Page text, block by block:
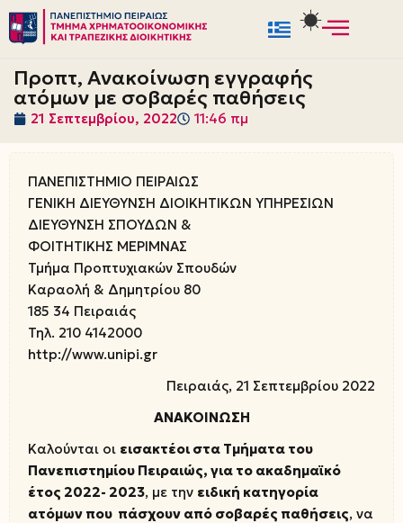
Μεταπηδήστε
στο
περιεχόμενο
Προπτ, Ανακοίνωση εγγραφής
ατόμων με σοβαρές παθήσεις
21 Σεπτεμβρίου, 2022 11:46 πμ
ΠΑΝΕΠΙΣΤΗΜΙΟ ΠΕΙΡΑΙΩΣ
ΓΕΝΙΚΗ ΔΙΕΥΘΥΝΣΗ ΔΙΟΙΚΗΤΙΚΩΝ ΥΠΗΡΕΣΙΩΝ
ΔΙΕΥΘΥΝΣΗ ΣΠΟΥΔΩΝ &
ΦΟΙΤΗΤΙΚΗΣ ΜΕΡΙΜΝΑΣ
Τμήμα Προπτυχιακών Σπουδών
Καραολή & Δημητρίου 80
185 34 Πειραιάς
Τηλ. 210 4142000
http://www.unipi.gr
Πειραιάς, 21 Σεπτεμβρίου 2022
ΑΝΑΚΟΙΝΩΣΗ
Καλούνται οι εισακτέοι στα Τμήματα του
Πανεπιστημίου Πειραιώς, για το ακαδημαϊκό
έτος 2022- 2023, με την ειδική κατηγορία
ατόμων που πάσχουν από σοβαρές παθήσεις, να